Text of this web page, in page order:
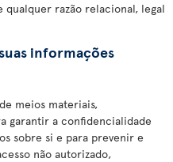
qualquer razão relacional, legal
informações
meios materiais,
garantir a confidencialidade
sobre si e para prevenir e
não autorizado,